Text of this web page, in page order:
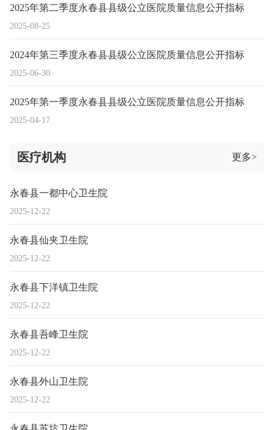
2025-08-25
2025年第二季度永春县县级公立医院质量信息公开指标
2025-06-30
2024年第三季度永春县县级公立医院质量信息公开指标
2025-04-17
2025年第一季度永春县县级公立医院质量信息公开指标
医疗机构 更多>
2025-12-22
永春县一都中心卫生院
2025-12-22
永春县仙夹卫生院
2025-12-22
永春县下洋镇卫生院
2025-12-22
永春县吾峰卫生院
2025-12-22
永春县外山卫生院